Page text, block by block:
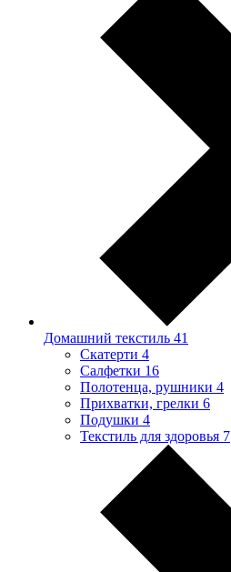
Домашний текстиль 41
Скатерти 4
Салфетки 16
Полотенца, рушники 4
Прихватки, грелки 6
Подушки 4
Текстиль для здоровья 7